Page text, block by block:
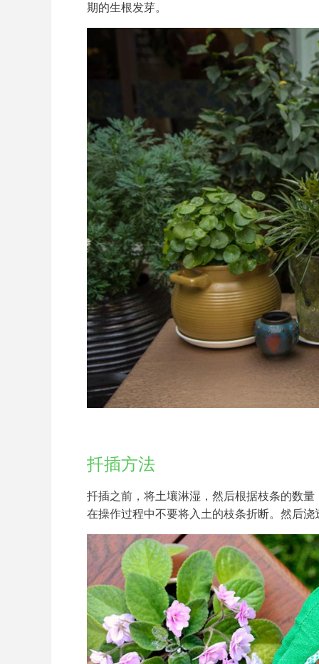
期的生根发芽。
扦插方法
扦插之前，将土壤淋湿，然后根据枝条的数
在操作过程中不要将入土的枝条折断。然后